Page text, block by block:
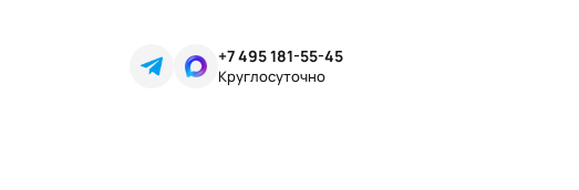
+7 495 181-55-45
Круглосуточно